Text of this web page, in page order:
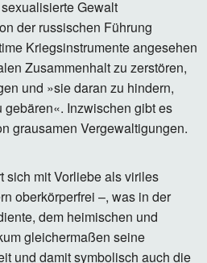
Gewalt
der russischen Führung
Kriegsinstrumente angesehen
Zusammenhalt zu zerstören,
und »sie daran zu hindern,
Inzwischen gibt es
grausamen Vergewaltigungen.
sich mit Vorliebe als viriles
oberkörperfrei –, was in der
dem heimischen und
gleichermaßen seine
und damit symbolisch auch die